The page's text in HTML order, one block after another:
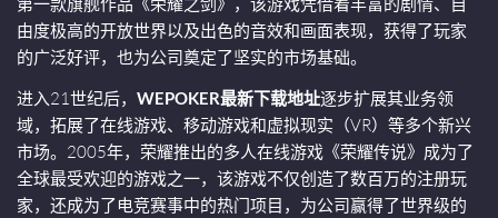
第一款旗舰作品《荣耀之剑》，该游戏凭借着丰富的剧情、自
由度极高的开放世界以及出色的音效和画面表现，获得了玩家
的广泛好评，也为公司奠定了坚实的市场基础。
进入21世纪后， WEPOKER最新下载地址逐步扩展其业务领
域，拓展了在线游戏、移动游戏和虚拟现实（VR）等多个新兴
市场。2005年，荣耀推出的多人在线游戏《荣耀传说》成为了
全球最受欢迎的游戏之一，该游戏不仅创造了数百万的注册玩
家，还成为了电竞赛事中的热门项目，为公司赢得了世界级的